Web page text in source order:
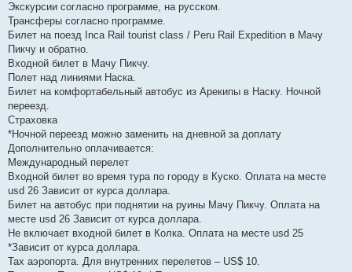
Экскурсии согласно программе, на русском.
Трансферы согласно программе.
Билет на поезд Inca Rail tourist class / Peru Rail Expedition в Мачу
Пикчу и обратно.
Входной билет в Мачу Пикчу.
Полет над линиями Наска.
Билет на комфортабельный автобус из Арекипы в Наску. Ночной
переезд.
Страховка
*Ночной переезд можно заменить на дневной за доплату
Дополнительно оплачивается:
Международный перелет
Входной билет во время тура по городу в Куско. Оплата на месте
usd 26 Зависит от курса доллара.
Билет на автобус при поднятии на руины Мачу Пикчу. Оплата на
месте usd 26 Зависит от курса доллара.
Не включает входной билет в Колка. Оплата на месте usd 25
*Зависит от курса доллара.
Тах аэропорта. Для внутренних перелетов – US$ 10.